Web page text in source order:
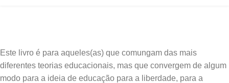
Este livro é para aqueles(as) que comungam das mais
diferentes teorias educacionais, mas que convergem de algum
modo para a ideia de educação para a liberdade, para a